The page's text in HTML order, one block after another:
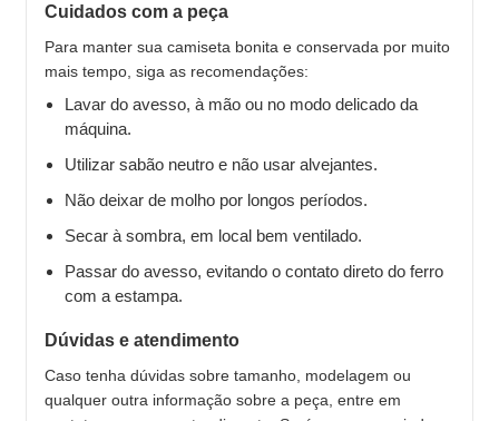
Cuidados com a peça
Para manter sua camiseta bonita e conservada por muito
mais tempo, siga as recomendações:
Lavar do avesso, à mão ou no modo delicado da
máquina.
Utilizar sabão neutro e não usar alvejantes.
Não deixar de molho por longos períodos.
Secar à sombra, em local bem ventilado.
Passar do avesso, evitando o contato direto do ferro
com a estampa.
Dúvidas e atendimento
Caso tenha dúvidas sobre tamanho, modelagem ou
qualquer outra informação sobre a peça, entre em